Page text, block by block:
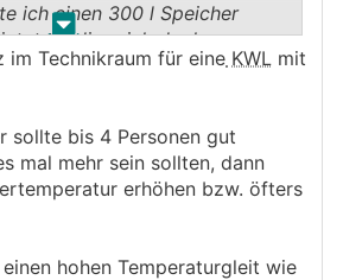
. .
ich einen 300 l Speicher
tendiere ich doch zum
Gründen:
nur mehr selten
hintereinander kommt so
kostet weniger und ist
im Technikraum für eine KWL mit
sollte bis 4 Personen gut
mal mehr sein sollten, dann
erhöhen bzw. öfters
hohen Temperaturgleit wie